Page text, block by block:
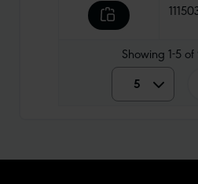
Showing 1-5of
5 5